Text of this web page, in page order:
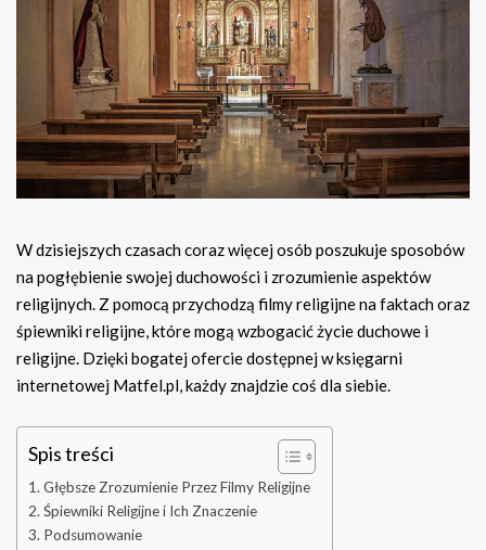
W dzisiejszych czasach coraz więcej osób poszukuje sposobów
na pogłębienie swojej duchowości i zrozumienie aspektów
religijnych. Z pomocą przychodzą filmy religijne na faktach oraz
śpiewniki religijne, które mogą wzbogacić życie duchowe i
religijne. Dzięki bogatej ofercie dostępnej w księgarni
internetowej Matfel.pl, każdy znajdzie coś dla siebie.
Spis treści
Głębsze Zrozumienie Przez Filmy Religijne
Śpiewniki Religijne i Ich Znaczenie
Podsumowanie